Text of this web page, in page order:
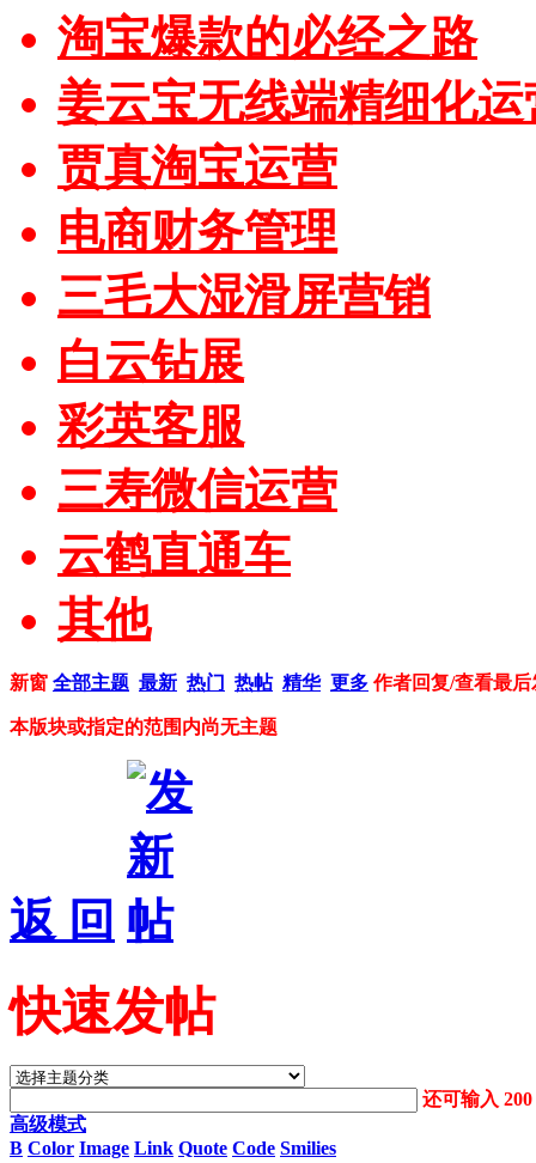
淘宝爆款的必经之路
姜云宝无线端精细化运
贾真淘宝运营
电商财务管理
三毛大湿滑屏营销
白云钻展
彩英客服
三寿微信运营
云鹤直通车
其他
新窗 全部主题 最新 热门 热帖 精华 更多 作者回复/查看最后
本版块或指定的范围内尚无主题
返 回
快速发帖
还可输入200
高级模式
B Color Image Link Quote Code Smilies